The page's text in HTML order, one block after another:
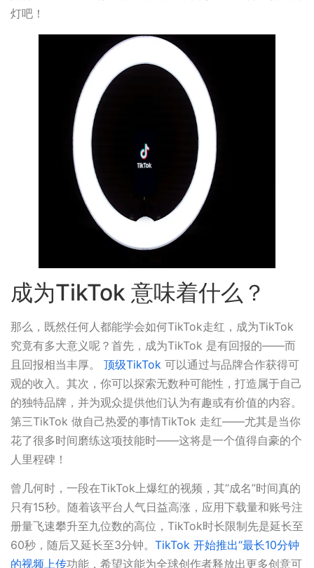
灯吧！
成为TikTok 意味着什么？
那么，既然任何人都能学会如何TikTok走红，成为TikTok
究竟有多大意义呢？首先，成为TikTok 是有回报的——而
且回报相当丰厚。
顶级TikTok 可以通过与品牌合作获得可
观的收入。其次，你可以探索无数种可能性，打造属于自己
的独特品牌，并为观众提供他们认为有趣或有价值的内容。
第三TikTok 做自己热爱的事情TikTok 走红——尤其是当你
花了很多时间磨练这项技能时——这将是一个值得自豪的个
人里程碑！
曾几何时，一段在TikTok上爆红的视频，其“成名”时间真的
只有15秒。随着该平台人气日益高涨，应用下载量和账号注
册量飞速攀升至九位数的高位，TikTok时长限制先是延长至
60秒，随后又延长至3分钟。 TikTok 开始推出“最长10分钟
的视频上传功能，希望这能为全球创作者释放出更多创意可